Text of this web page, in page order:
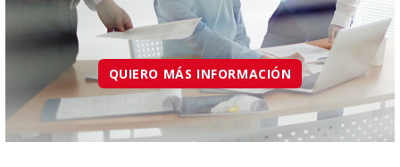
QUIERO MÁS INFORMACIÓN